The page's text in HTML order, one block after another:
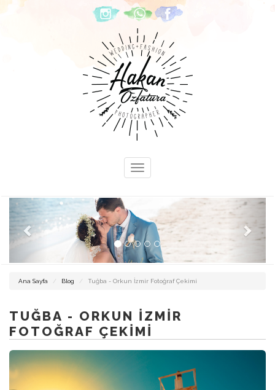
Previous Next
DÜĞÜN
İZMIR
HIKAYESI
Ana Sayfa Blog Tuğba - Orkun İzmir Fotoğraf Çekimi
TUĞBA - ORKUN İZMIR
FOTOĞRAF ÇEKIMI